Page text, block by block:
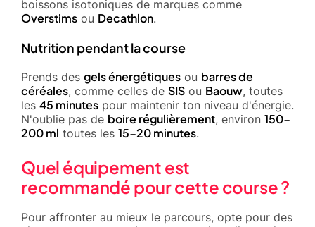
boissons isotoniques de marques comme
Overstims ou Decathlon.
Nutrition pendant la course
Prends des gels énergétiques ou barres de
céréales, comme celles de SIS ou Baouw, toutes
les 45 minutes pour maintenir ton niveau d'énergie.
N'oublie pas de boire régulièrement, environ 150-
200 ml toutes les 15-20 minutes.
Quel équipement est
recommandé pour cette course ?
Pour affronter au mieux le parcours, opte pour des